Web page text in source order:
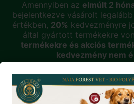
Amennyiben az elmúlt 2
bejelentkezve vásárolt legalább
értékben, 20% kedvezményre
által gyártott termékekre
termékekre és akciós
kedvezmény nem
A klubtagság
KLUBTAG